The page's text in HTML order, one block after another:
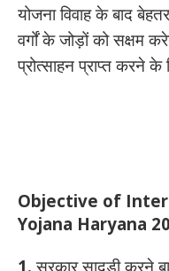
योजना विवाह के बाद
वर्गों के जोड़ों को सक्षम
प्रोत्साहन प्राप्त
Objective of Inter
Yojana Haryana
1. सरकार सादड़ी करने